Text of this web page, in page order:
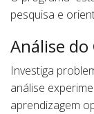
pesquisa e
Análise
Investiga
análise
aprendizagem